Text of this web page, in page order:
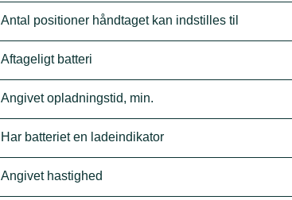
Antal positioner håndtaget kan indstilles til
Aftageligt batteri
Angivet opladningstid, min.
Har batteriet en ladeindikator
Angivet hastighed